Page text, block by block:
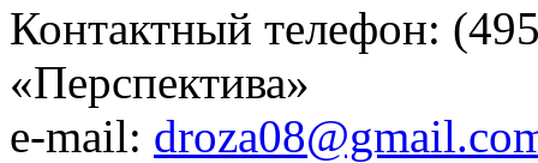
Контактный телефон:
«Перспектива»
e-mail: